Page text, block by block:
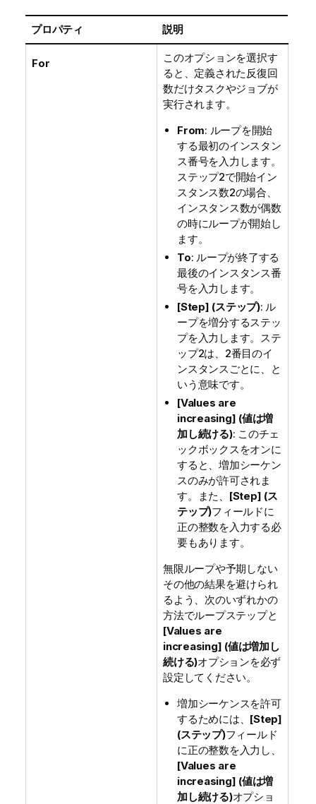
プロパティ 説明
For
このオプションを選択す
ると、定義された反復回
数だけタスクやジョブが
実行されます。
From: ループを開始
する最初のインスタン
ス番号を入力します。
ステップ2で開始イン
スタンス数2の場合、
インスタンス数が偶数
の時にループが開始し
ます。
To: ループが終了する
最後のインスタンス番
号を入力します。
[Step] (ステップ): ル
ープを増分するステッ
プを入力します。ステ
ップ2は、2番目のイ
ンスタンスごとに、と
いう意味です。
[Values are
increasing] (値は増
加し続ける): このチェ
ックボックスをオンに
すると、増加シーケン
スのみが許可されま
す。また、 [Step] (ス
テップ)フィールドに
正の整数を入力する必
要もあります。
無限ループや予期しない
その他の結果を避けられ
るよう、次のいずれかの
方法でループステップと
[Values are
increasing] (値は増加し
続ける)オプションを必ず
設定してください。
増加シーケンスを許可
するためには、 [Step]
(ステップ)フィールド
に正の整数を入力し、
[Values are
increasing] (値は増
加し続ける)オプショ